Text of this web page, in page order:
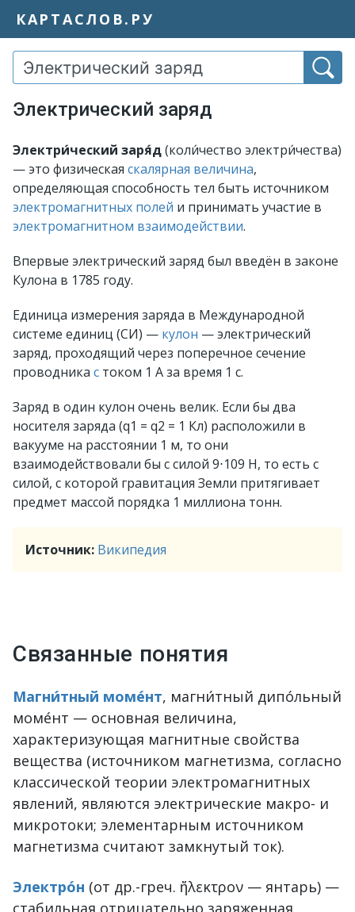
КАРТАСЛОВ.РУ
Электрический заряд
Электри́ческий заря́д(коли́чество электри́чества)
— это физическая скалярная величина,
определяющая способность тел быть источником
электромагнитных полей и принимать участие в
электромагнитном взаимодействии.
Впервые электрический заряд был введён в законе
Кулона в 1785 году.
Единица измерения заряда в Международной
системе единиц (СИ) — кулон — электрический
заряд, проходящий через поперечное сечение
проводника с током 1 А за время 1 с.
Заряд в один кулон очень велик. Если бы два
носителя заряда (q1 = q2 = 1 Кл) расположили в
вакууме на расстоянии 1 м, то они
взаимодействовали бы с силой 9⋅109 H, то есть с
силой, с которой гравитация Земли притягивает
предмет массой порядка 1 миллиона тонн.
Источник: Википедия
Связанные понятия
Магни́тный моме́нт, магни́тный дипо́льный
моме́нт — основная величина,
характеризующая магнитные свойства
вещества (источником магнетизма, согласно
классической теории электромагнитных
явлений, являются электрические макро- и
микротоки; элементарным источником
магнетизма считают замкнутый ток).
Электро́н (от др.-греч. ἤλεκτρον — янтарь) —
стабильная отрицательно заряженная